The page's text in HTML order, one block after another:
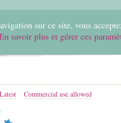
sur ce site, vous
savoir plus et gérer ces
Latest Commercial use allowed